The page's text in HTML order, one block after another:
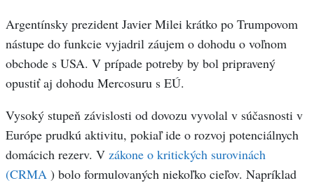
Argentínsky prezident Javier Milei krátko po Trumpovom
nástupe do funkcie vyjadril záujem o dohodu o voľnom
obchode s USA. V prípade potreby by bol pripravený
opustiť aj dohodu Mercosuru s EÚ.
Vysoký stupeň závislosti od dovozu vyvolal v súčasnosti v
Európe prudkú aktivitu, pokiaľ ide o rozvoj potenciálnych
domácich rezerv. V zákone o kritických surovinách
(CRMA ) bolo formulovaných niekoľko cieľov. Napríklad